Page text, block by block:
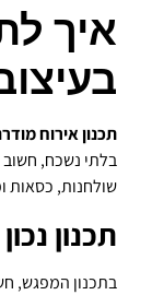
איך
תכנון אירוח
בלתי נשכח,
שולחנות, כסאות
תכנון
בתכנון המפגש,